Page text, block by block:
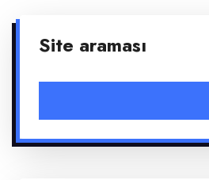
Site araması